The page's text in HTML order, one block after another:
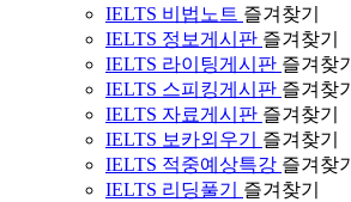
IELTS 비법노트 즐겨찾기
IELTS 정보게시판 즐겨찾기
IELTS 라이팅게시판 즐겨찾기
IELTS 스피킹게시판 즐겨찾기
IELTS 자료게시판 즐겨찾기
IELTS 보카외우기
즐겨찾기
IELTS 적중예상특강 즐겨찾기
IELTS 리딩풀기
즐겨찾기